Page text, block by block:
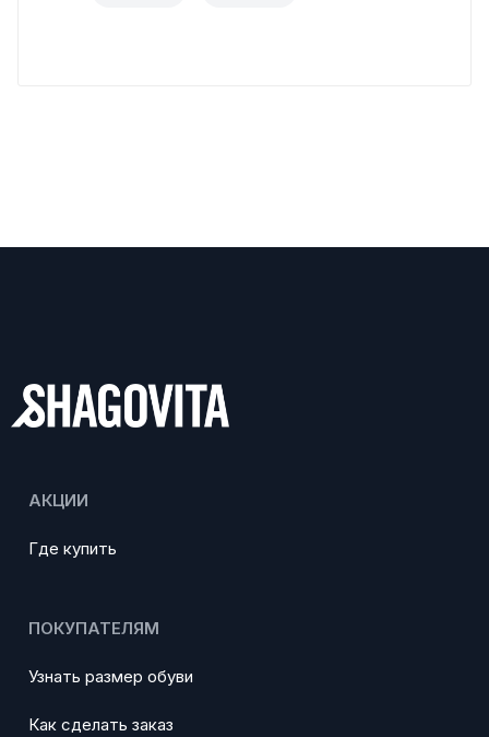
АКЦИИ
Где купить
ПОКУПАТЕЛЯМ
Узнать размер обуви
Как сделать заказ